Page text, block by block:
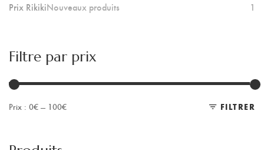
Prix RikikiNouveaux produits 1
Filtre par prix
FILTRER
Prix : 0€ — 100€